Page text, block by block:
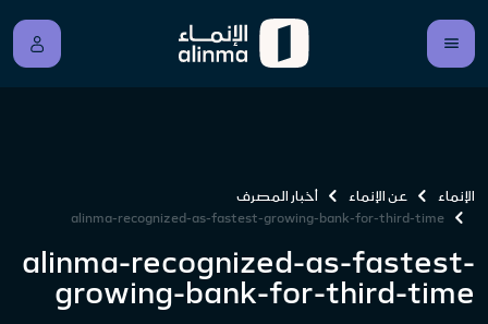
الإنماء عن الإنماء
أخبار المصرف
alinma-recognized-as-fastest-growing-bank-for-third-time
alinma-recognized-as-fastest-
growing-bank-for-third-time